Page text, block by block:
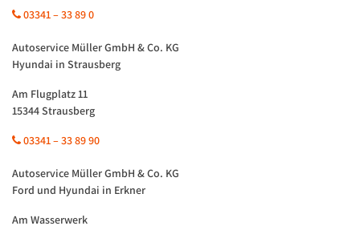
03341 – 33 89 0
Autoservice Müller GmbH & Co. KG
Hyundai in Strausberg
Am Flugplatz 11
15344 Strausberg
03341 – 33 89 90
Autoservice Müller GmbH & Co. KG
Ford und Hyundai in Erkner
Am Wasserwerk